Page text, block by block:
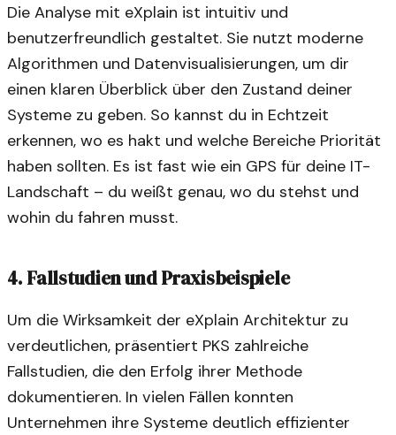
Die Analyse mit eXplain ist intuitiv und
benutzerfreundlich gestaltet. Sie nutzt moderne
Algorithmen und Datenvisualisierungen, um dir
einen klaren Überblick über den Zustand deiner
Systeme zu geben. So kannst du in Echtzeit
erkennen, wo es hakt und welche Bereiche Priorität
haben sollten. Es ist fast wie ein GPS für deine IT-
Landschaft – du weißt genau, wo du stehst und
wohin du fahren musst.
4. Fallstudien und Praxisbeispiele
Um die Wirksamkeit der eXplain Architektur zu
verdeutlichen, präsentiert PKS zahlreiche
Fallstudien, die den Erfolg ihrer Methode
dokumentieren. In vielen Fällen konnten
Unternehmen ihre Systeme deutlich effizienter